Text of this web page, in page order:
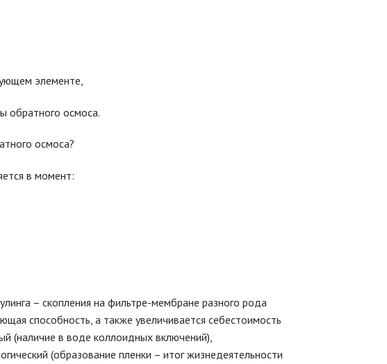
элементе,
обратного осмоса.
осмоса?
в момент:
– скопления на фильтре-мембране разного рода
способность, а также увеличивается себестоимость
(наличие в воде коллоидных включений),
(образование пленки – итог жизнедеятельности